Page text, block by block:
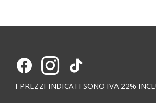
I PREZZI INDICATI SONO IVA 22%